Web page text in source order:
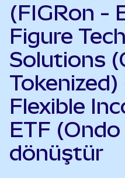
(FIGRon -
Figure
Solutions
Flexible
ETF
dönüştür